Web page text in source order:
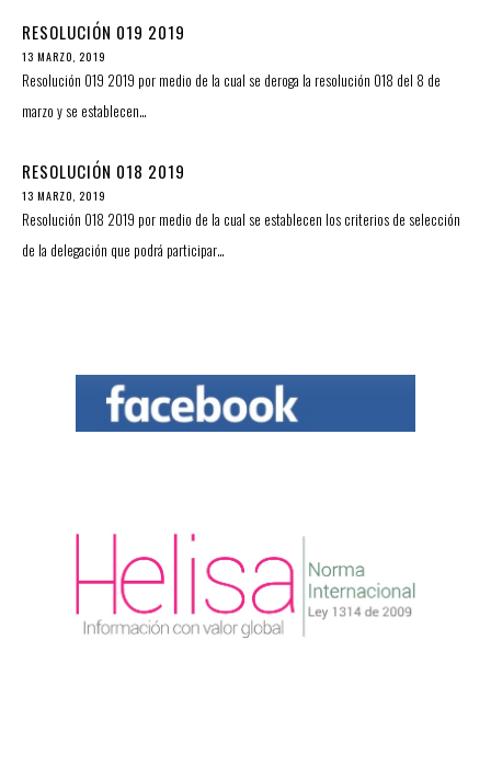
RESOLUCIÓN 019 2019
13 MARZO, 2019
Resolución 019 2019 por medio de la cual se deroga la resolución 018 del 8 de
marzo y se establecen…
RESOLUCIÓN 018 2019
13 MARZO, 2019
Resolución 018 2019 por medio de la cual se establecen los criterios de selección
de la delegación que podrá participar…